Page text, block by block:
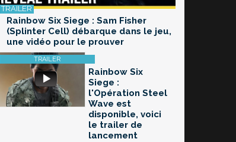
Rainbow Six Siege : Sam Fisher
(Splinter Cell) débarque dans le jeu,
une vidéo pour le prouver
Rainbow Six
Siege :
l'Opération Steel
Wave est
disponible, voici
le trailer de
lancement